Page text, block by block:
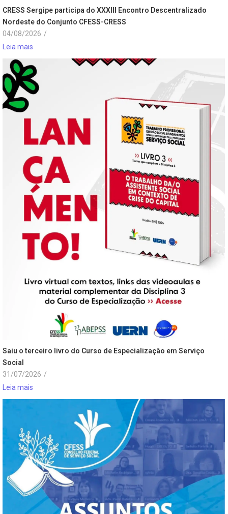
CRESS Sergipe participa do XXXIII Encontro Descentralizado
Nordeste do Conjunto CFESS-CRESS
04/08/2026 /
Leia mais
Saiu o terceiro livro do Curso de Especialização em Serviço
Social
31/07/2026 /
Leia mais